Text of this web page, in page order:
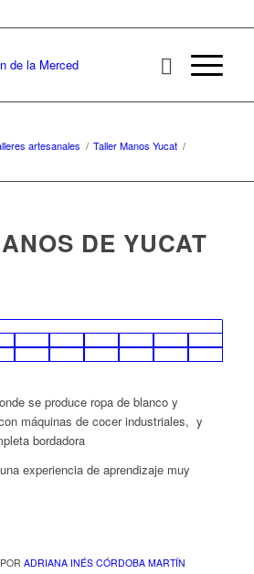
artesanales / Taller Manos Yucat /
DE YUCAT
se produce ropa de blanco y
máquinas de cocer industriales, y
bordadora
experiencia de aprendizaje muy
POR ADRIANA INÉS CÓRDOBA MARTÍN